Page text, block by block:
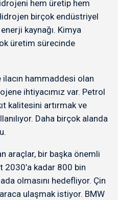
hem üretip hem
birçok endüstriyel
kaynağı. Kimya
üretim sürecinde
hammaddesi olan
ihtiyacımız var. Petrol
kalitesini artırmak ve
Daha birçok alanda
araçlar, bir başka önemli
2030’a kadar 800 bin
olmasını hedefliyor. Çin
ulaşmak istiyor. BMW